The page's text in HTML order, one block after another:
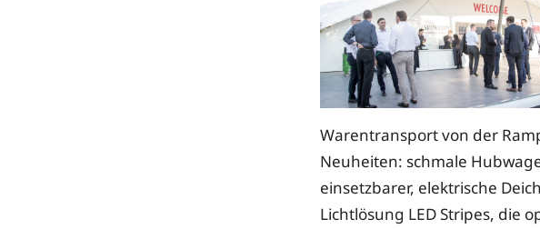
Warentransport von der
Neuheiten: schmale
einsetzbarer, elektrische
Lichtlösung LED Stripes, die